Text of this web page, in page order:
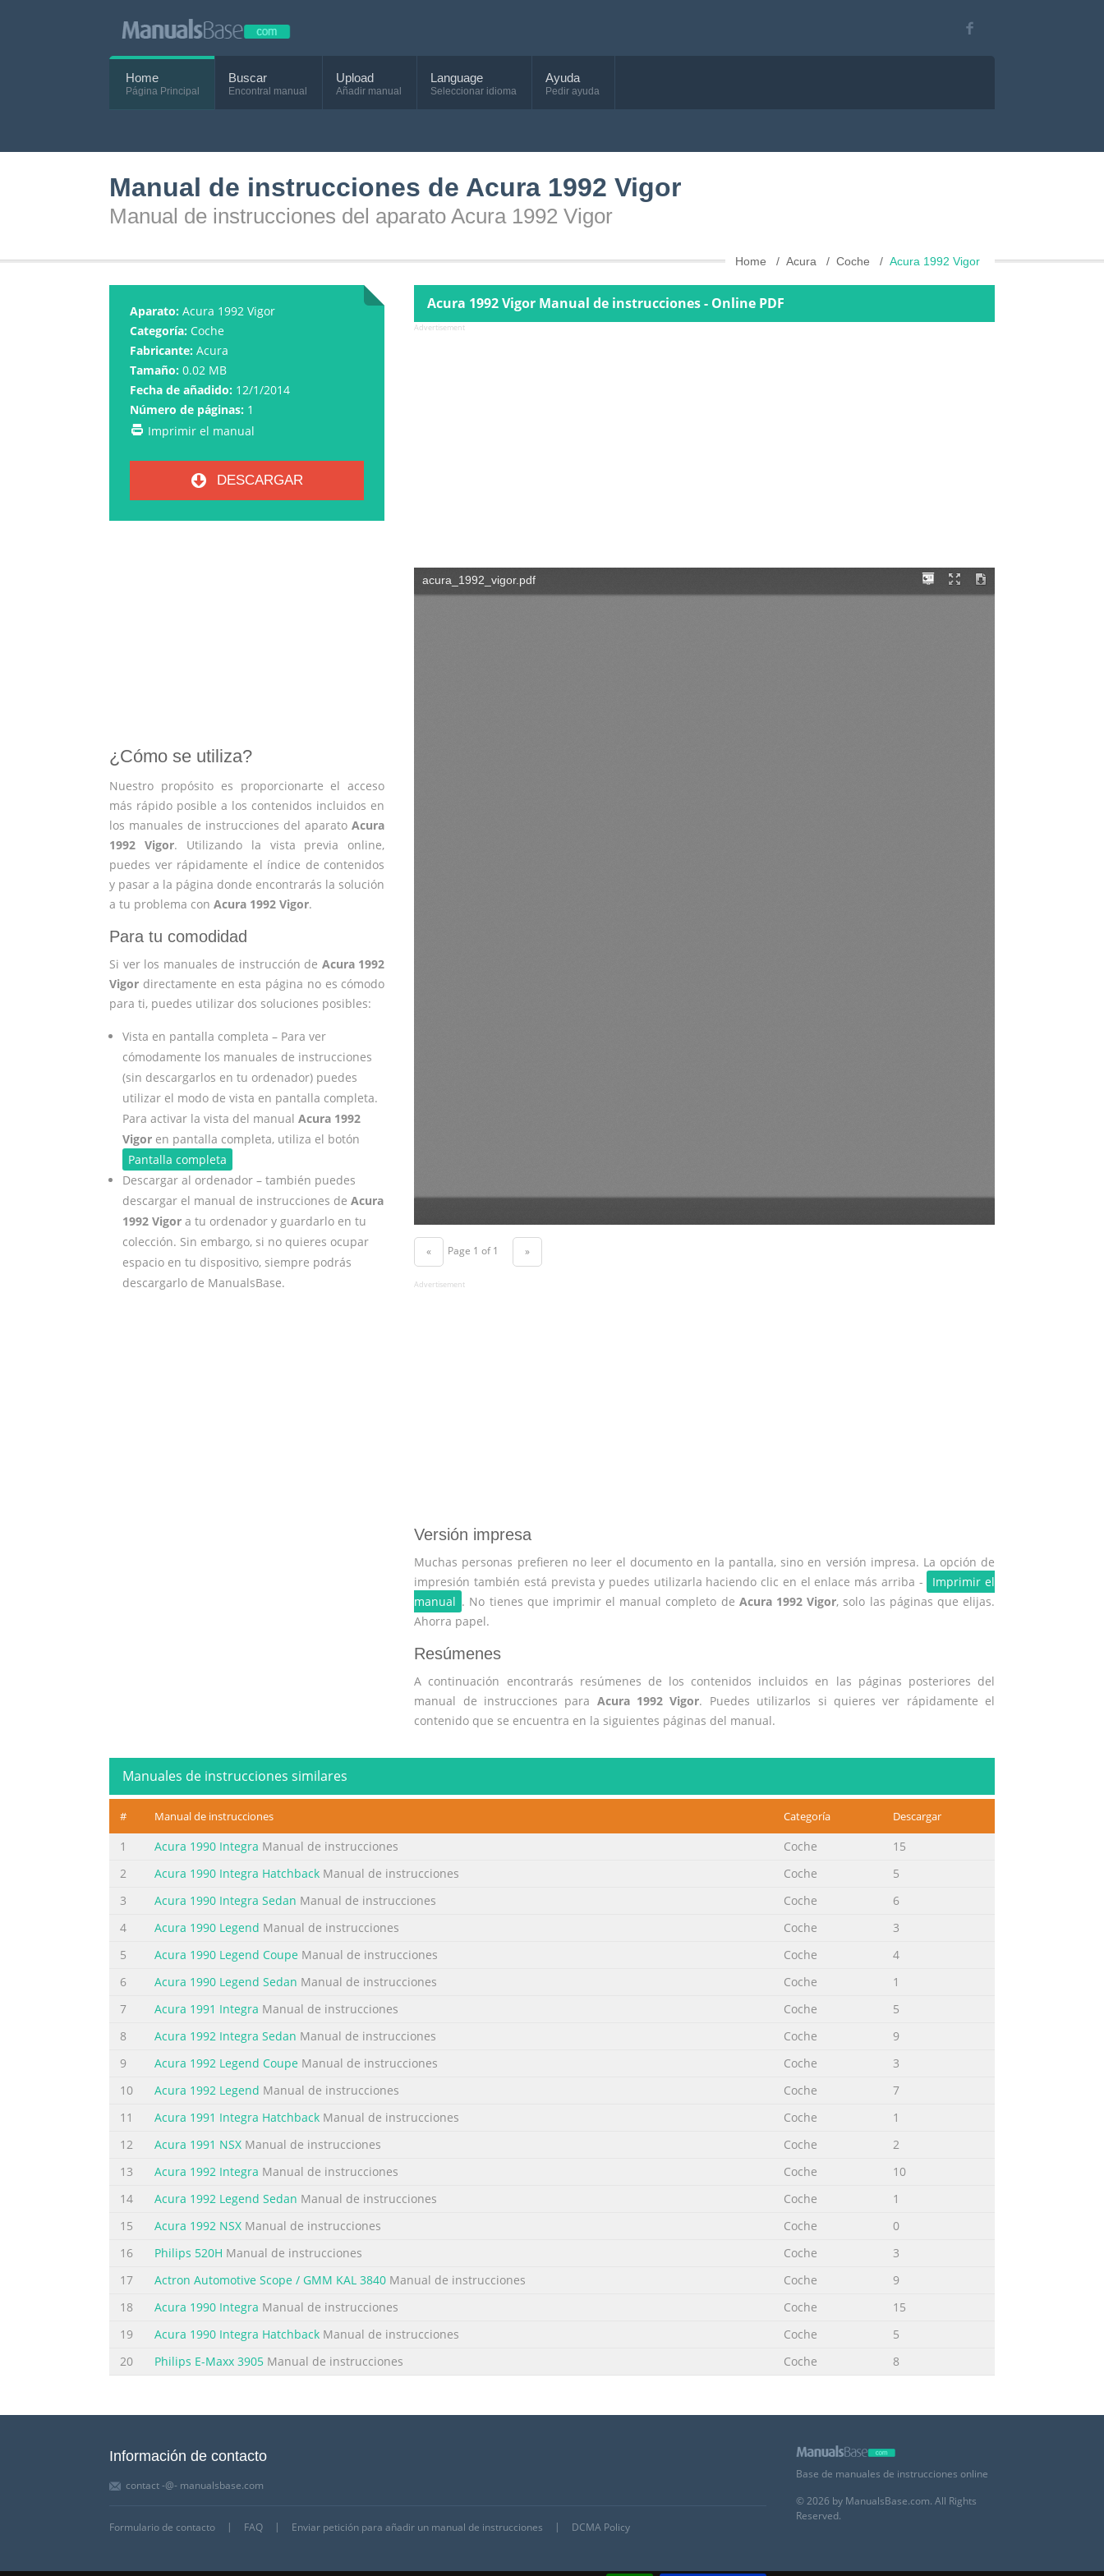
Home
Página Principal
Buscar
Encontral manual
Upload
Añadir manual
Language
Seleccionar idioma
Ayuda
Pedir ayuda
Manual de instrucciones de Acura 1992 Vigor
Manual de instrucciones del aparato Acura 1992 Vigor
Home Acura Coche Acura 1992 Vigor
Aparato: Acura 1992 Vigor
Categoría: Coche
Fabricante: Acura
Tamaño: 0.02 MB
Fecha de añadido: 12/1/2014
Número de páginas: 1
Imprimir el manual
DESCARGAR
¿Cómo se utiliza?
Nuestro propósito es proporcionarte el acceso
más rápido posible a los contenidos incluidos en
los manuales de instrucciones del aparatoAcura
1992 Vigor. Utilizando la vista previa online,
puedes ver rápidamente el índice de contenidos
y pasar a la página donde encontrarás la solución
a tu problema con Acura 1992 Vigor.
Para tu comodidad
Si ver los manuales de instrucción de Acura 1992
Vigor directamente en esta página no es cómodo
para ti, puedes utilizar dos soluciones posibles:
Vista en pantalla completa – Para ver
cómodamente los manuales de instrucciones
(sin descargarlos en tu ordenador) puedes
utilizar el modo de vista en pantalla completa.
Para activar la vista del manual Acura 1992
Vigoren pantalla completa, utiliza el botón
Pantalla completa
Descargar al ordenador – también puedes
descargar el manual de instrucciones de Acura
1992 Vigora tu ordenador y guardarlo en tu
colección. Sin embargo, si no quieres ocupar
espacio en tu dispositivo, siempre podrás
descargarlo de ManualsBase.
Acura 1992 Vigor Manual de instrucciones - Online PDF
Advertisement
« Page 1 of 1 »
Advertisement
Versión impresa
Muchas personas prefieren no leer el documento en la pantalla, sino en versión impresa. La opción de
impresión también está prevista y puedes utilizarla haciendo clic en el enlace más arriba -
Imprimir el
manual . No tienes que imprimir el manual completo de Acura 1992 Vigor, solo las páginas que elijas.
Ahorra papel.
Resúmenes
A continuación encontrarás resúmenes de los contenidos incluidos en las páginas posteriores del
manual de instrucciones para Acura 1992 Vigor. Puedes utilizarlos si quieres ver rápidamente el
contenido que se encuentra en la siguientes páginas del manual.
Manuales de instrucciones similares
# Manual de instrucciones Categoría Descargar
1 Acura 1990 Integra Manual de instrucciones Coche
15
2
Acura 1990 Integra Hatchback Manual de instrucciones Coche
5
3
Acura 1990 Integra Sedan Manual de instrucciones Coche
6
4
Acura 1990 Legend Manual de instrucciones Coche
3
5
Acura 1990 Legend Coupe Manual de instrucciones Coche
4
6
Acura 1990 Legend Sedan Manual de instrucciones Coche
1
7
Acura 1991 Integra Manual de instrucciones Coche
5
8
Acura 1992 Integra Sedan Manual de instrucciones Coche
9
9
Acura 1992 Legend Coupe Manual de instrucciones Coche
3
10
Acura 1992 Legend Manual de instrucciones Coche
7
11
Acura 1991 Integra Hatchback Manual de instrucciones Coche
1
12
Acura 1991 NSX Manual de instrucciones Coche
2
13
Acura 1992 Integra Manual de instrucciones Coche
10
14
Acura 1992 Legend Sedan Manual de instrucciones Coche
1
15
Acura 1992 NSX Manual de instrucciones Coche
0
16
Philips 520H Manual de instrucciones Coche
3
17
Actron Automotive Scope / GMM KAL 3840 Manual de instrucciones Coche
9
18
Acura 1990 Integra Manual de instrucciones Coche
15
19
Acura 1990 Integra Hatchback Manual de instrucciones Coche
5
20
Philips E-Maxx 3905 Manual de instrucciones Coche 8
Información de contacto
contact -@- manualsbase.com
Formulario de contacto FAQ Enviar petición para añadir un manual de instrucciones DCMA Policy
Base de manuales de instrucciones online
© 2026 by ManualsBase.com. All Rights
Reserved.